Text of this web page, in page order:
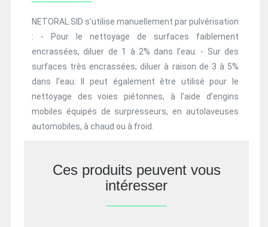
NETORAL.SID s’utilise manuellement par pulvérisation
: - Pour le nettoyage de surfaces faiblement
encrassées, diluer de 1 à 2% dans l’eau. - Sur des
surfaces très encrassées, diluer à raison de 3 à 5%
dans l’eau. Il peut également être utilisé pour le
nettoyage des voies piétonnes, à l’aide d’engins
mobiles équipés de surpresseurs, en autolaveuses
automobiles, à chaud ou à froid.
Ces produits peuvent vous
intéresser